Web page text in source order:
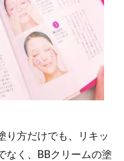
り方だけでも、リキッ
なく、BBクリームの塗